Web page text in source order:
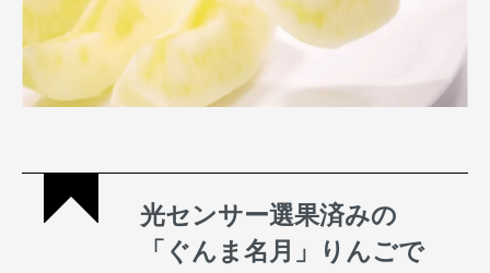
光センサー選果済みの
「ぐんま名月」りんごで